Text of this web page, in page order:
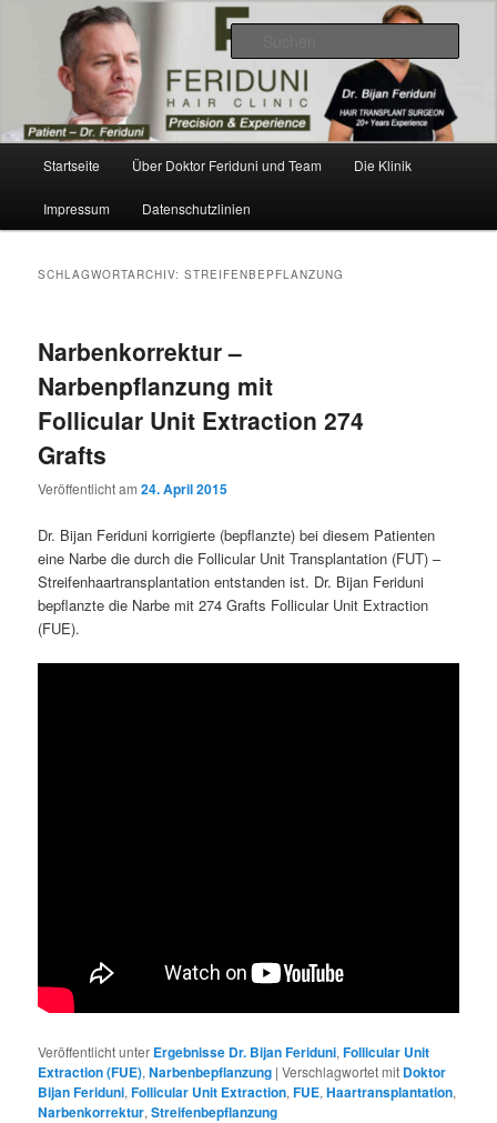
sekundären
Dr. Feriduni Haartransplantation –
Blog Österreich
Videos, Ergebnisse, Bilder
Startseite Über Doktor Feriduni und Team Die Klinik
Impressum Datenschutzlinien
SCHLAGWORTARCHIV:STREIFENBEPFLANZUNG
Narbenkorrektur –
Narbenpflanzung mit
Follicular Unit Extraction 274
Grafts
Veröffentlicht am24. April 2015
Dr. Bijan Feriduni korrigierte (bepflanzte) bei diesem Patienten
eine Narbe die durch die Follicular Unit Transplantation (FUT) –
Streifenhaartransplantation entstanden ist. Dr. Bijan Feriduni
bepflanzte die Narbe mit 274 Grafts Follicular Unit Extraction
(FUE).
Veröffentlicht unter Ergebnisse Dr. Bijan Feriduni,Follicular Unit
Extraction (FUE),Narbenbepflanzung |Verschlagwortet mit Doktor
Bijan Feriduni,Follicular Unit Extraction,FUE,Haartransplantation,
Narbenkorrektur,Streifenbepflanzung